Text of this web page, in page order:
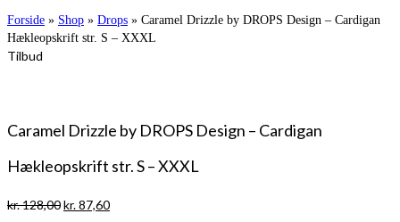
Forside » Shop » Drops » Caramel Drizzle by DROPS Design – Cardigan
Hækleopskrift str. S – XXXL
Tilbud
Caramel Drizzle by DROPS Design – Cardigan
Hækleopskrift str. S – XXXL
kr.128,00Den
kr.87,60Den